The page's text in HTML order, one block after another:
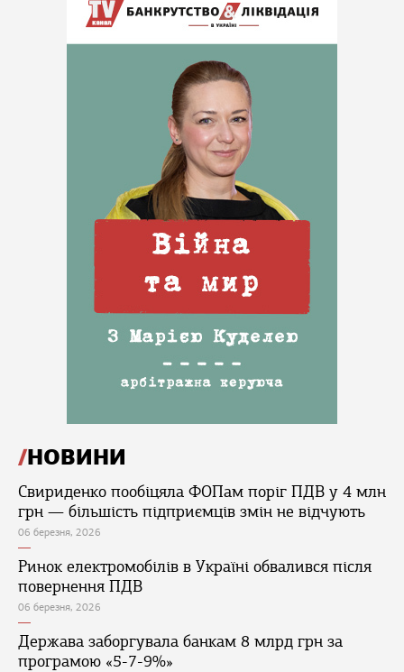
НОВИНИ
Свириденко пообіцяла ФОПам поріг ПДВ у 4 млн
грн — більшість підприємців змін не відчують
06 березня, 2026
Ринок електромобілів в Україні обвалився після
повернення ПДВ
06 березня, 2026
Держава заборгувала банкам 8 млрд грн за
програмою «5-7-9%»